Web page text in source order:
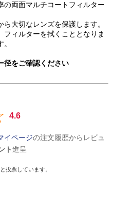
の両面マルチコートフィルター
大切なレンズを保護します。
ィルターを拭くこととなりま
径をご確認ください
4.6
イページの注文履歴からレビュ
ト進呈
投票しています。